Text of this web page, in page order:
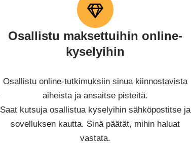
Osallistu maksettuihin online-
kyselyihin
Osallistu online-tutkimuksiin sinua kiinnostavista
aiheista ja ansaitse pisteitä.
Saat kutsuja osallistua kyselyihin sähköpostitse ja
sovelluksen kautta. Sinä päätät, mihin haluat
vastata.